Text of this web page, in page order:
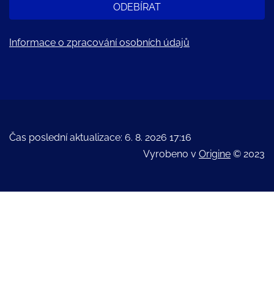
ODEBÍRAT
Informace o zpracování osobních údajů
Čas poslední aktualizace: 6. 8. 2026 17:16
Vyrobeno v Origine © 2023